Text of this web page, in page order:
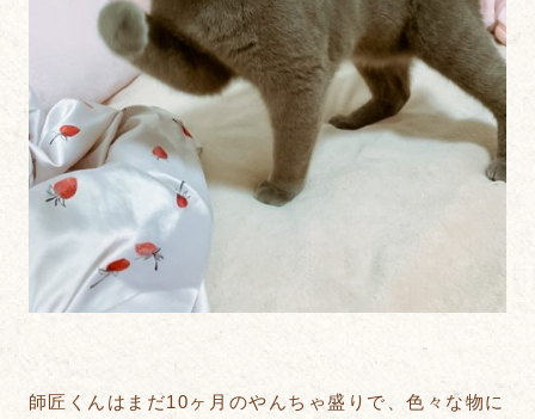
師匠くんはまだ10ヶ月のやんちゃ盛りで、色々な物に